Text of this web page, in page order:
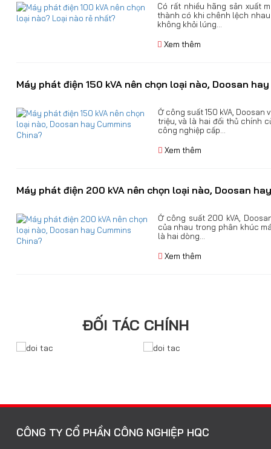
Có rất nhiều hãng sản xuất
thành có khi chênh lệch
không khỏi lúng...
Xem thêm
Máy phát điện 150 kVA nên chọn loại nào, Doosan
Ở công suất 150 kVA,
triệu, và là hai đối thủ chính
công nghiệp cấp...
Xem thêm
Máy phát điện 200 kVA nên chọn loại nào, Doosan
Ở công suất 200 kVA,
của nhau trong phân khúc
là hai dòng...
Xem thêm
ĐỐI TÁC CHÍNH
CÔNG TY CỔ PHẦN CÔNG NGHIỆP HQC